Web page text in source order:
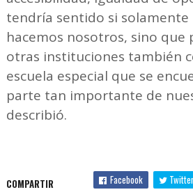
tendría sentido si
hacemos nosotros, sino que
otras instituciones también
escuela especial que se
parte tan importante de
describió.
COMPARTIR Facebook